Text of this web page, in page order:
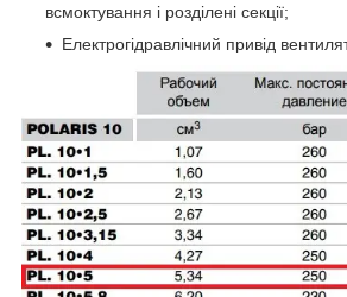
всмоктування і розділені секції;
Електрогідравлічний привід